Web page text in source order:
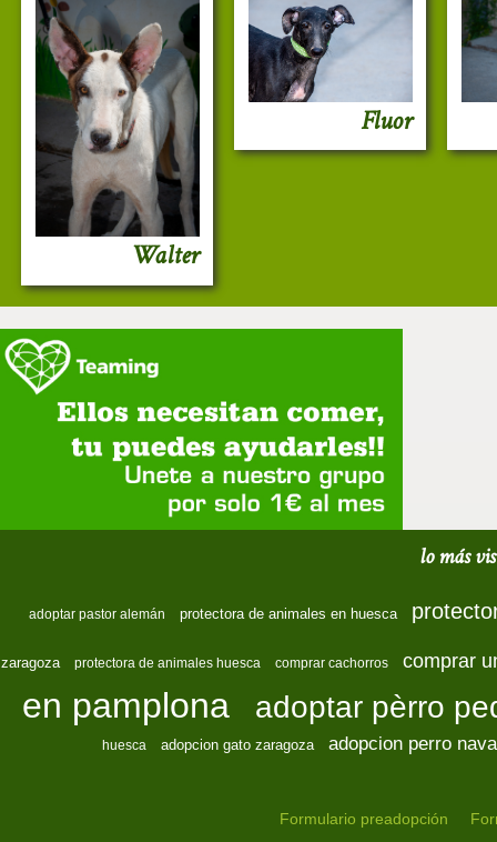
Walter
Fluor
lo más
adoptar pastor alemán protectora de animales en huesca
zaragoza protectora de animales huesca comprar cachorros comprar
en pamplona adoptar pèrro
huesca adopcion gato zaragoza adopcion perro
Formulario preadopción